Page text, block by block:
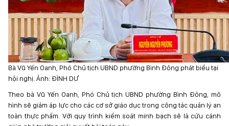
Bà Vũ Yến Oanh, Phó Chủ tịch UBND phường Bình Đông phát biểu tại
hội nghị. Ảnh: ĐÌNH DƯ
Theo bà Vũ Yến Oanh, Phó Chủ tịch UBND phường Bình Đông, mô
hình sẽ giảm áp lực cho các cơ sở giáo dục trong công tác quản lý an
toàn thực phẩm. Với quy trình kiểm soát minh bạch sẽ là cứu cánh